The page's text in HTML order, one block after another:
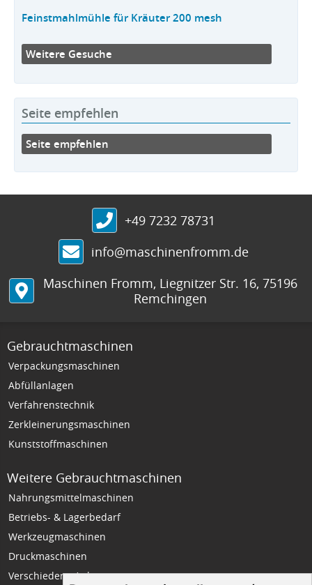
Feinstmahlmühle für Kräuter 200 mesh
Weitere Gesuche
Seite empfehlen
Seite empfehlen
+49 7232 78731
info@maschinenfromm.de
Maschinen Fromm, Liegnitzer Str. 16, 75196
Remchingen
Gebrauchtmaschinen
Verpackungsmaschinen
Abfüllanlagen
Verfahrenstechnik
Zerkleinerungsmaschinen
Kunststoffmaschinen
Weitere Gebrauchtmaschinen
Nahrungsmittelmaschinen
Betriebs- & Lagerbedarf
Werkzeugmaschinen
Druckmaschinen
Verschiedene Anlagen